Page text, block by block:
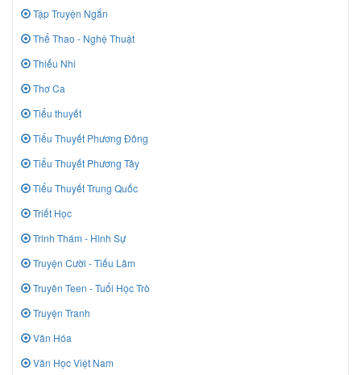
Tập Truyện Ngắn
Thể Thao - Nghệ Thuật
Thiếu Nhi
Thơ Ca
Tiểu thuyết
Tiểu Thuyết Phương Đông
Tiểu Thuyết Phương Tây
Tiểu Thuyết Trung Quốc
Triết Học
Trinh Thám - Hình Sự
Truyện Cười - Tiếu Lâm
Truyên Teen - Tuổi Học Trò
Truyện Tranh
Văn Hóa
Văn Học Việt Nam